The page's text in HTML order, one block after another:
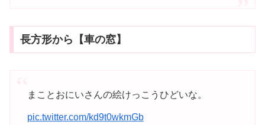
長方形から【車の窓】
まことおにいさんの絵けっこうひどいな。
pic.twitter.com/kd9t0wkmGb